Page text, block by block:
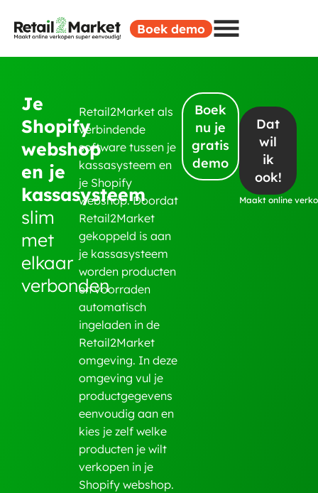
Boek demo
Je
Shopify
webshop
en je
kassasysteem
slim
met
elkaar
verbonden
Retail2Market als
verbindende
software tussen je
kassasysteem en
je Shopify
webshop. Doordat
Retail2Market
gekoppeld is aan
je kassasysteem
worden producten
en voorraden
automatisch
ingeladen in de
Retail2Market
omgeving. In deze
omgeving vul je
productgegevens
eenvoudig aan en
kies je zelf welke
producten je wilt
verkopen in je
Shopify webshop.
Dat
wil
ik
ook!
Maakt online verko
Boek
nu je
gratis
demo